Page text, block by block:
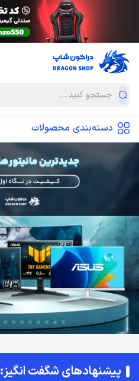
دسته‌بندی محصولات
پیشنهادهای شگفت انگیز: